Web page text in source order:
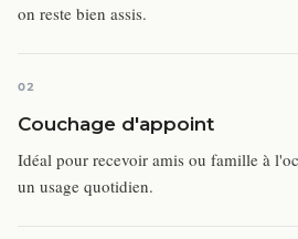
on reste bien assis.
02
Couchage d'appoint
Idéal pour recevoir amis ou famille à
un usage quotidien.